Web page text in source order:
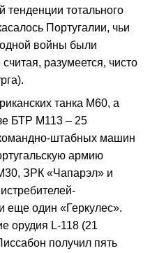
тенденции тотального
Португалии, чьи
войны были
разумеется, чисто
танка М60, а
БТР М113 – 25
штабных машин
армию
ЗРК «Чапарэл» и
еще один «Геркулес».
орудия L-118 (21
получил пять